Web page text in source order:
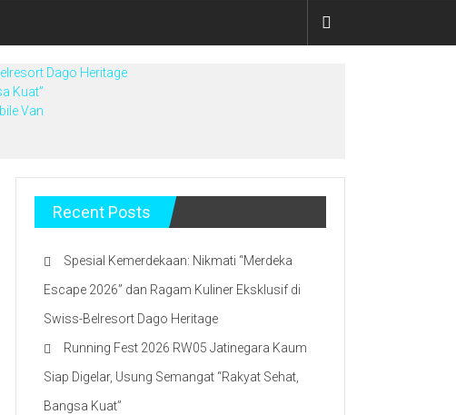
Dago Heritage
Kuat”
Van
Recent Posts
Spesial Kemerdekaan: Nikmati “Merdeka
Escape 2026” dan Ragam Kuliner Eksklusif di
Swiss-Belresort Dago Heritage
Running Fest 2026 RW05 Jatinegara Kaum
Siap Digelar, Usung Semangat “Rakyat Sehat,
Bangsa Kuat”